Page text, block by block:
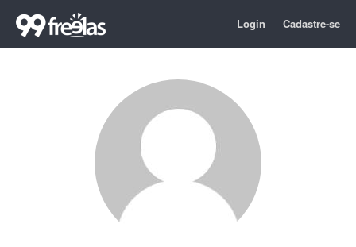
Login Cadastre-se